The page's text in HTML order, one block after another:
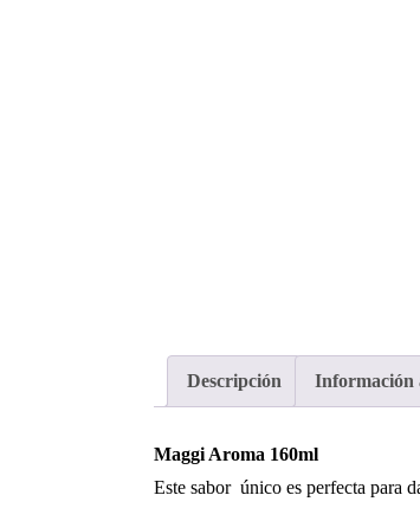
Descripción Información
Maggi Aroma 160ml
Este sabor único es perfecta para